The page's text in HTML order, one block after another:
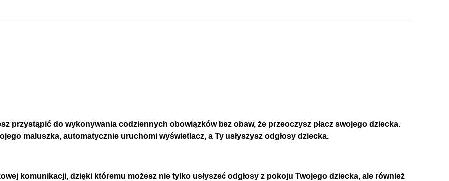
przystąpić do wykonywania codziennych obowiązków bez obaw, że przeoczysz płacz swojego dziecka.
maluszka, automatycznie uruchomi wyświetlacz, a Ty usłyszysz odgłosy dziecka.
komunikacji, dzięki któremu możesz nie tylko usłyszeć odgłosy z pokoju Twojego dziecka, ale również